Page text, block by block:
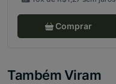
Comprar
Também Viram